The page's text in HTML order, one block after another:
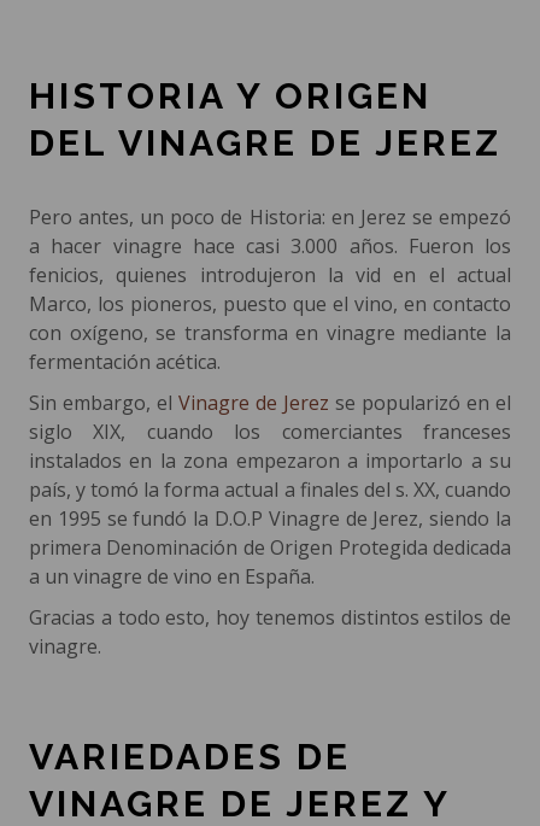
HISTORIA Y ORIGEN
DEL VINAGRE DE JEREZ
Pero antes, un poco de Historia: en Jerez se empezó
a hacer vinagre hace casi 3.000 años. Fueron los
fenicios, quienes introdujeron la vid en el actual
Marco, los pioneros, puesto que el vino, en contacto
con oxígeno, se transforma en vinagre mediante la
fermentación acética.
Sin embargo, el Vinagre de Jerez se popularizó en el
siglo XIX, cuando los comerciantes franceses
instalados en la zona empezaron a importarlo a su
país, y tomó la forma actual a finales del s. XX, cuando
en 1995 se fundó la D.O.P Vinagre de Jerez, siendo la
primera Denominación de Origen Protegida dedicada
a un vinagre de vino en España.
Gracias a todo esto, hoy tenemos distintos estilos de
vinagre.
VARIEDADES DE
VINAGRE DE JEREZ Y